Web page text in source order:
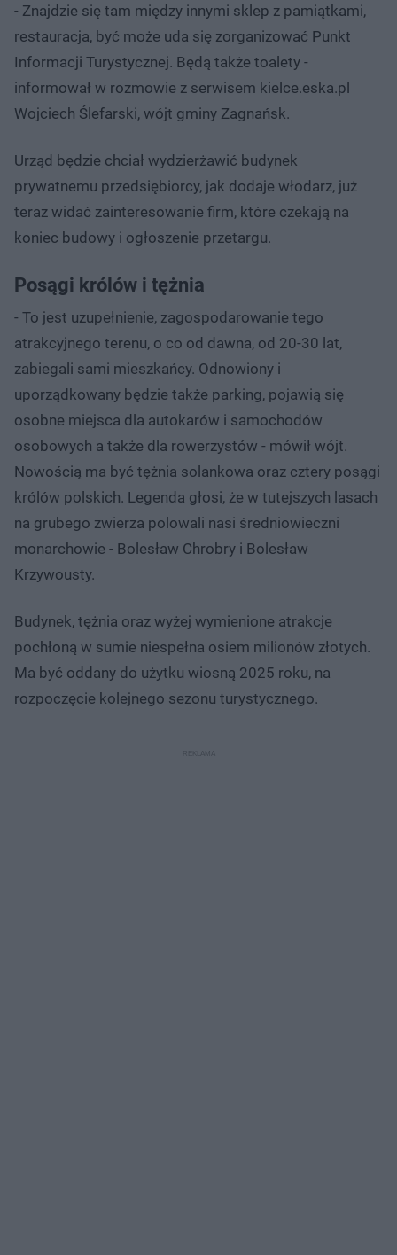
- Znajdzie się tam między innymi sklep z pamiątkami,
restauracja, być może uda się zorganizować Punkt
Informacji Turystycznej. Będą także toalety -
informował w rozmowie z serwisem kielce.eska.pl
Wojciech Ślefarski, wójt gminy Zagnańsk.
Urząd będzie chciał wydzierżawić budynek
prywatnemu przedsiębiorcy, jak dodaje włodarz, już
teraz widać zainteresowanie firm, które czekają na
koniec budowy i ogłoszenie przetargu.
Posągi królów i tężnia
- To jest uzupełnienie, zagospodarowanie tego
atrakcyjnego terenu, o co od dawna, od 20-30 lat,
zabiegali sami mieszkańcy. Odnowiony i
uporządkowany będzie także parking, pojawią się
osobne miejsca dla autokarów i samochodów
osobowych a także dla rowerzystów - mówił wójt.
Nowością ma być tężnia solankowa oraz cztery posągi
królów polskich. Legenda głosi, że w tutejszych lasach
na grubego zwierza polowali nasi średniowieczni
monarchowie - Bolesław Chrobry i Bolesław
Krzywousty.
Budynek, tężnia oraz wyżej wymienione atrakcje
pochłoną w sumie niespełna osiem milionów złotych.
Ma być oddany do użytku wiosną 2025 roku, na
rozpoczęcie kolejnego sezonu turystycznego.